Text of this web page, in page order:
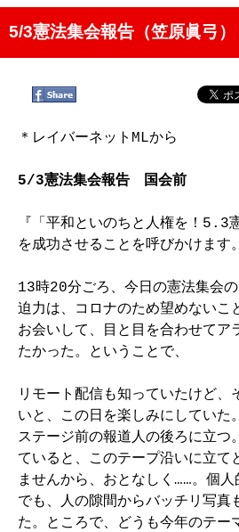
5/3憲法集会報告（笠原眞弓）
＊レイバーネットMLから
5/3憲法集会報告　国会前
『「平和といのちと人権を！5.3
を成功させることを呼びかけます
13時20分ごろ、今日の憲法集会
迫力は、コロナのため望めないこ
お会いして、目と目を合わせて
たかった。ということで、
リモート配信も知っていたけど
いと、この日を楽しみにしてい
ステージ前の報道人の後ろに立
ていると、このテープ沿いに立て
ませんから、おとなしく……。個
でも、人の隙間からバッチリ写
た。ところで、どうも今年のテ